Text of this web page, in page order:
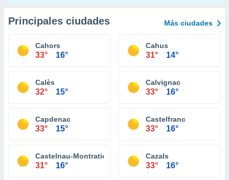
Principales ciudades Más ciudades
Cahors
33° 16°
Cahus
31° 14°
Calès
32° 15°
Calvignac
33° 16°
Capdenac
33° 15°
Castelfranc
33° 16°
Castelnau-Montratier
31° 16°
Cazals
33° 16°